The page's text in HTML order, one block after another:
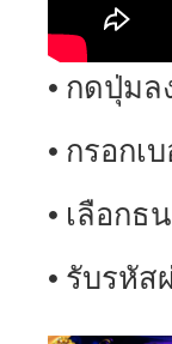
• กดปุ่ม
• กรอกเ
• เลือก
• รับรหัส